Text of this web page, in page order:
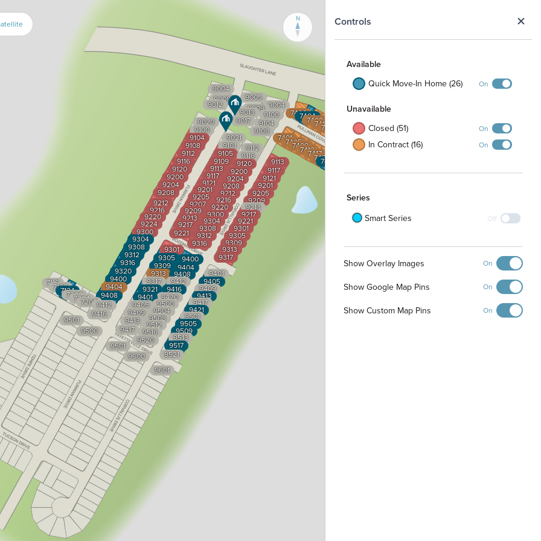
Controls
Available
Quick Move-In Home (26)
On
Unavailable
Closed (51)
On
In Contract (16) On
Series
Smart Series
Off
Show Overlay Images On
Show Google Map Pins On
Show Custom Map Pins On
9501
9500
9501
9600
9601
9521
9513
9501
9417
9409
9401
9412
9420
9500
9504
9508
9512
9516
9520
9417
9413
9409
9405
9317
9313
9301
9317
9313
9309
9305
9301
9221
9217
9213
9209
9205
9201
9121
9117
9113
74017405
740974137417
7421
7432
7428
7416
7412
7408
7400
9005
9009
9013
9017
9021
9101
9105
9109
9113
9117
9121
9201
9205
9207
9209
9213
9217
9221
9316
9312
9308
9304
9300
9220
9216
9212
9208
9204
9200
9120
9116
9112
9108
9104
9100
9004
71167120
720072047208
9416
9412
9404
9300
9224
9220
9216
9212
9208
9204
9200
9120
9116
9112
9108
9104
9100
9020
90129008
9004
9304
9308
9312
9316
9320
9400
9408
7124
7404
7424
7425
9305
9309
9321
9401
9416
9408
9404
9400
9405
9413
9421
9505
9509
9517
N